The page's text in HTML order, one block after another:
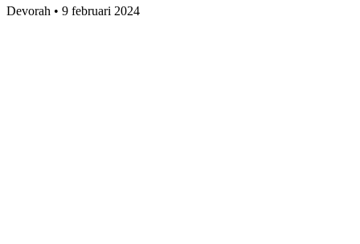
Devorah • 9 februari 2024